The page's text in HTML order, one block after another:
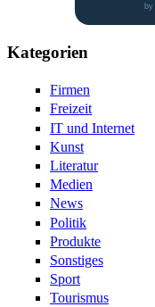
by
Kategorien
Firmen
Freizeit
IT und Internet
Kunst
Literatur
Medien
News
Politik
Produkte
Sonstiges
Sport
Tourismus